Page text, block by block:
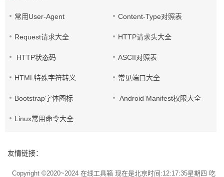
常用User-Agent Content-Type对照表
Request请求大全 HTTP请求头大全
HTTP状态码 ASCII对照表
HTML特殊字符转义 常见端口大全
Bootstrap字体图标 Android Manifest权限大全
Linux常用命令大全
友情链接：
Copyright ©2020~2024 在线工具箱现在是北京时间:12:17:35星期四 吃